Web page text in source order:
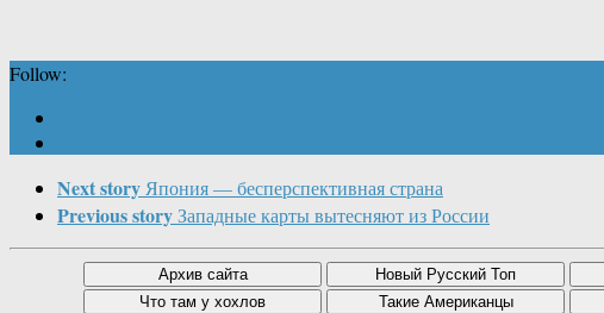
Follow:
Next storyЯпония — бесперспективная страна
Previous storyЗападные карты вытесняют из России